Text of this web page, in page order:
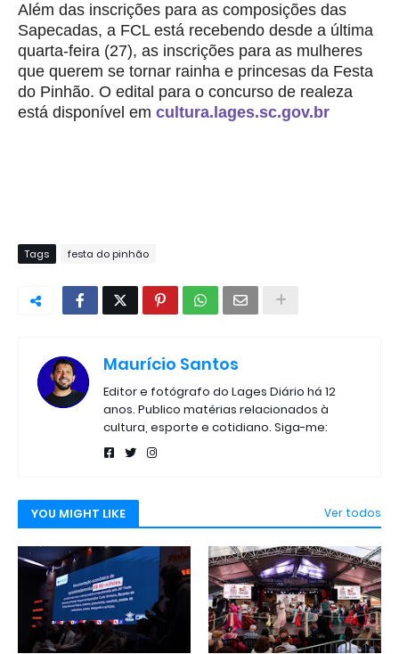
Além das inscrições para as composições das
Sapecadas, a FCL está recebendo desde a última
quarta-feira (27), as inscrições para as mulheres
que querem se tornar rainha e princesas da Festa
do Pinhão. O edital para o concurso de realeza
está disponível em cultura.lages.sc.gov.br
Tags festa do pinhão
Maurício Santos
Editor e fotógrafo do Lages Diário há 12
anos. Publico matérias relacionados à
cultura, esporte e cotidiano. Siga-me:
YOU MIGHT LIKE Ver todos